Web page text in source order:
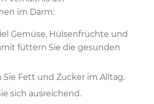
im Darm:
Gemüse, Hülsenfrüchte und
füttern Sie die gesunden
Sie Fett und Zucker im Alltag.
sich ausreichend.